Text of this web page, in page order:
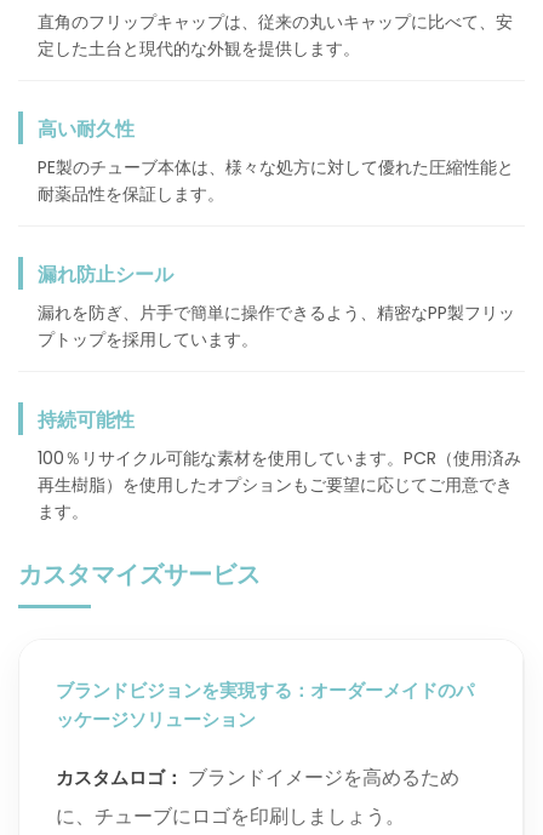
直角のフリップキャップは、従来の丸いキャップに比べて、安
定した土台と現代的な外観を提供します。
高い耐久性
PE製のチューブ本体は、様々な処方に対して優れた圧縮性能と
耐薬品性を保証します。
漏れ防止シール
漏れを防ぎ、片手で簡単に操作できるよう、精密なPP製フリッ
プトップを採用しています。
持続可能性
100％リサイクル可能な素材を使用しています。PCR（使用済み
再生樹脂）を使用したオプションもご要望に応じてご用意でき
ます。
カスタマイズサービス
ブランドビジョンを実現する：オーダーメイドのパ
ッケージソリューション
カスタムロゴ： ブランドイメージを高めるため
に、チューブにロゴを印刷しましょう。